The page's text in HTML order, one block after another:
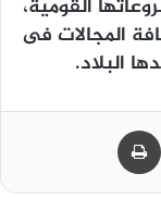
القومية،
المجالات فى
البلاد.